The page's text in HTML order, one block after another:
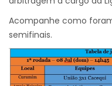
Acompanhe como
semifinais.